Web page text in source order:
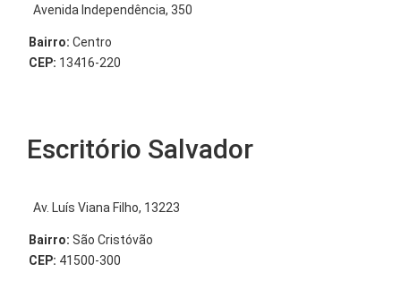
Avenida Independência, 350
Bairro: Centro
CEP: 13416-220
Escritório Salvador
Av. Luís Viana Filho, 13223
Bairro: São Cristóvão
CEP: 41500-300